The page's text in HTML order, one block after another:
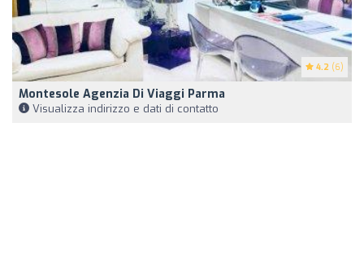
4.2 (6)
Montesole Agenzia Di Viaggi Parma
Visualizza indirizzo e dati di contatto